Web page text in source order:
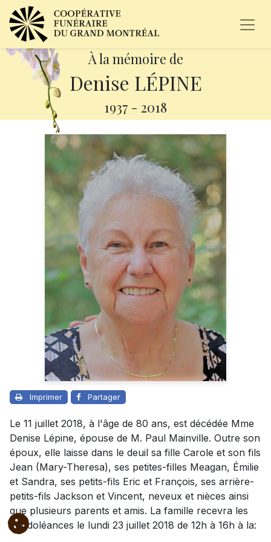
À la mémoire de
Denise LÉPINE
1937 - 2018
Imprimer Partager
Le 11 juillet 2018, à l'âge de 80 ans, est décédée Mme
Denise Lépine, épouse de M. Paul Mainville. Outre son
époux, elle laisse dans le deuil sa fille Carole et son fils
Jean (Mary-Theresa), ses petites-filles Meagan, Émilie
et Sandra, ses petits-fils Eric et François, ses arrière-
petits-fils Jackson et Vincent, neveux et nièces ainsi
que plusieurs parents et amis. La famille recevra les
condoléances le lundi 23 juillet 2018 de 12h à 16h à la: